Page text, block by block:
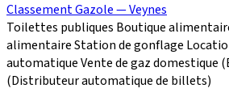
Classement Gazole — Veynes
Toilettes publiques Boutique
alimentaireStation de gonflage
automatiqueVente de gaz domestique
(Distributeur automatique de billets)